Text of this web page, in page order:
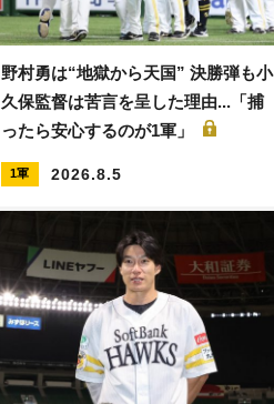
野村勇は“地獄から天国” 決勝弾も小
久保監督は苦言を呈した理由...「捕
ったら安心するのが1軍」
1軍 2026.8.5